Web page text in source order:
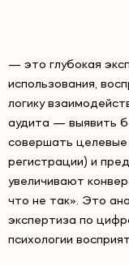
— это глубокая
использования,
логику
аудита — выявить
совершать целевые
регистрации) и
увеличивают
что не так». Это
экспертиза по
психологии